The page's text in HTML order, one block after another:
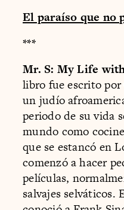
El paraíso que no
***
Mr. S: My Life
libro fue escrito por
un judío
periodo de su vida
mundo como
que se estancó en
comenzó a hacer
películas,
salvajes selváticos.